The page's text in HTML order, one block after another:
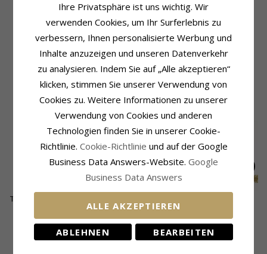
Produktinformation
Weitere Wörter:Little Ones
Anhänger:Anhänger
Metall:Vergoldetem Sterlingsilber
Oberfläche: Polierter
Fassung
Höhe:18,3 mm
Tiefe:3,2 mm
Lieferzeit: 4-5 Werktage
KUNDEN KAUFTEN AUCH
Teddybär Ohrstecker
Sterlingsilber - Little
Anhänger aus
schwarzes
rhodiniertes Silber
und vergoldetem
CHANTI Preis 45,-
vergoldetem
sterlingsilber 50 cm x
1,7 mm
KÜRZLICH ANGESEHENE PRODUKTE
Ihre Privatsphäre ist uns wichtig. Wir
verwenden Cookies, um Ihr Surferlebnis zu
verbessern, Ihnen personalisierte Werbung und
Inhalte anzuzeigen und unseren Datenverkehr
zu analysieren. Indem Sie auf „Alle akzeptieren“
klicken, stimmen Sie unserer Verwendung von
Cookies zu. Weitere Informationen zu unserer
Verwendung von Cookies und anderen
Technologien finden Sie in unserer Cookie-
Richtlinie. Cookie-Richtlinie und auf der Google
Business Data Answers-Website. Google
Business Data Answers
ALLE AKZEPTIEREN
ABLEHNEN BEARBEITEN